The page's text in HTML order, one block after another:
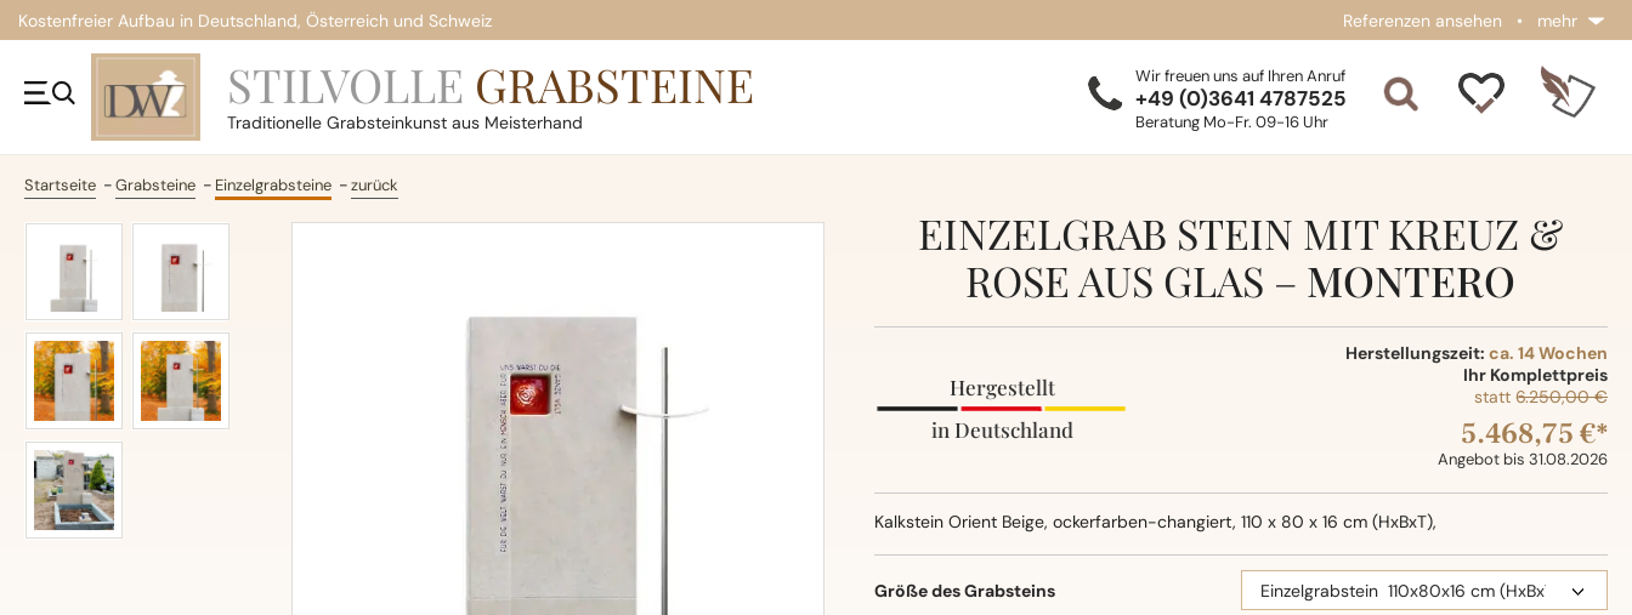
Kostenfreier Aufbau in Deutschland, Österreich und Schweiz Referenzen ansehen • mehr
STILVOLLE GRABSTEINE
Traditionelle Grabsteinkunst aus Meisterhand
Wir freuen uns auf Ihren Anruf
+49 (0)3641 4787525
Beratung Mo-Fr. 09-16 Uhr
Startseite Grabsteine Einzelgrabsteine zurück
EINZELGRAB STEIN MIT KREUZ &
ROSE AUS GLAS – MONTERO
Hergestellt
in Deutschland
Herstellungszeit: ca. 14 Wochen
Ihr Komplettpreis
statt 6.250,00 €
5.468,75 €*
Angebot bis 31.08.2026
Kalkstein Orient Beige, ockerfarben-changiert, 110 x 80 x 16 cm (HxBxT),
Oberflächenbearbeitung: Seidenglanz
Größe des Grabsteins